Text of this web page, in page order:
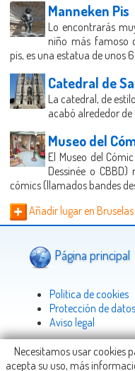
Manneken Pis
Lo encontrarás
niño más famoso
pis, es una estatua de unos
Catedral de
La catedral, de
acabó alrededor de
Museo del
El Museo del
Dessinée o
cómics (llamados bandes
Añadir lugar en
Página principal
Politica de cookies
Protección de datos
Aviso legal
Necesitamos usar cookies
acepta su uso, más